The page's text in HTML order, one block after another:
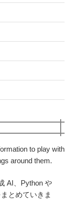
to play with
around them.
AI、Python や
とめていきま